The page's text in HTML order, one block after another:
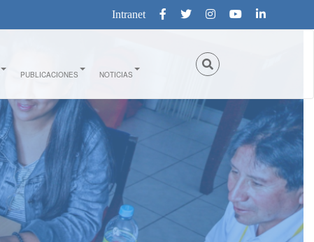
Intranet
PUBLICACIONES NOTICIAS